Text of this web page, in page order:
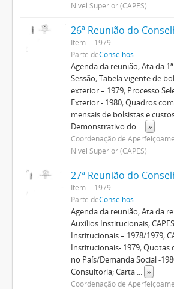
Nível Superior (CAPES)
Item
1979
Parte deConselhos
Agenda da reunião; Ata da
Sessão; Tabela vigente de
exterior – 1979; Processo
Exterior - 1980; Quadros
mensais de bolsistas e
Demonstrativo do ... »
Coordenação de
Nível Superior (CAPES)
Item
1979
Parte deConselhos
Agenda da reunião; Ata da
Auxílios Institucionais;
Institucionais – 1978/1979;
Institucionais- 1979; Quotas
no País/Demanda Social -
Consultoria; Carta ... »
Coordenação de